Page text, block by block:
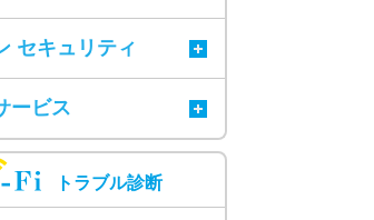
セキュリティ
ービス
トラブル診断